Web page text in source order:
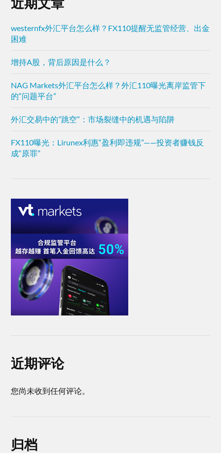
westernfx外汇平台怎么样？FX110提醒无监管经营、出金
困难
增持A股，背后原因是什么？
NAG Markets外汇平台怎么样？外汇110曝光离岸监管下
的“问题平台”
外汇交易中的”跳空”：市场裂缝中的机遇与陷阱
FX110曝光：Lirunex利惠“盈利即违规”——投资者赚钱反
成“原罪”
近期评论
您尚未收到任何评论。
归档